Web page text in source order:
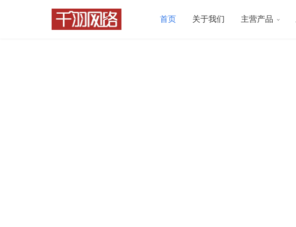
首页 关于我们 主营产品